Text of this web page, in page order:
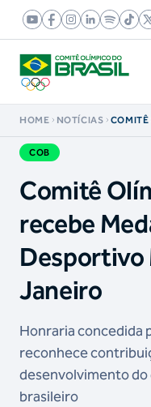
HOME NOTÍCIAS
COMITÊ
COB
Comitê
recebe
Desportivo
Janeiro
Honraria concedida
reconhece
desenvolvimento
brasileiro